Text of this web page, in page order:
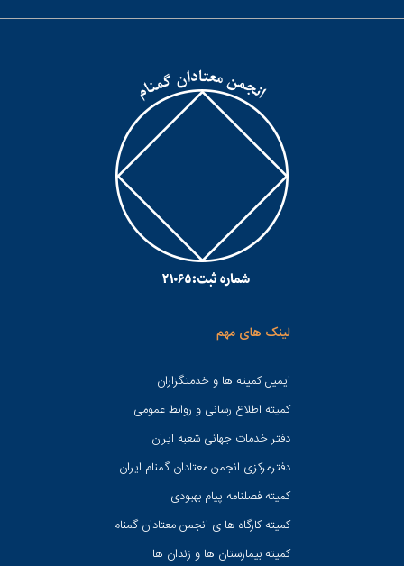
لینک های مهم
ایمیل کمیته ها و خدمتگزاران
کميته اطلاع رسانی و روابط عمومی
دفتر خدمات جهانی شعبه ايران
دفترمرکزی انجمن معتادان گمنام ایران
کمیته فصلنامه پیام بهبودی
کمیته کارگاه ها ی انجمن معتادان گمنام
کمیته بیمارستان ها و زندان ها